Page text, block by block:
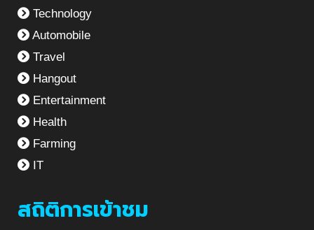
Technology
Automobile
Travel
Hangout
Entertainment
Health
Farming
IT
สถิติการเข้าชม